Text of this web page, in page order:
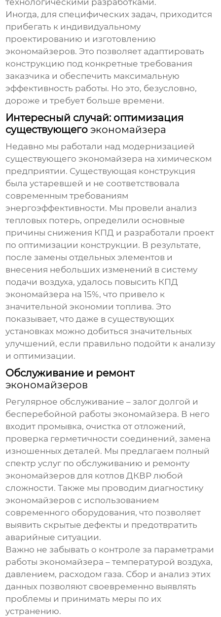
технологическими разработками.
Иногда, для специфических задач, приходится
прибегать к индивидуальному
проектированию и изготовлению
экономайзеров. Это позволяет адаптировать
конструкцию под конкретные требования
заказчика и обеспечить максимальную
эффективность работы. Но это, безусловно,
дороже и требует больше времени.
Интересный случай: оптимизация
существующегоэкономайзера
Недавно мы работали над модернизацией
существующегоэкономайзера на химическом
предприятии. Существующая конструкция
была устаревшей и не соответствовала
современным требованиям
энергоэффективности. Мы провели анализ
тепловых потерь, определили основные
причины снижения КПД и разработали проект
по оптимизации конструкции. В результате,
после замены отдельных элементов и
внесения небольших изменений в систему
подачи воздуха, удалось повысить КПД
экономайзера на 15%, что привело к
значительной экономии топлива. Это
показывает, что даже в существующих
установках можно добиться значительных
улучшений, если правильно подойти к анализу
и оптимизации.
Обслуживание и ремонт
экономайзеров
Регулярное обслуживание – залог долгой и
бесперебойной работыэкономайзера. В него
входит промывка, очистка от отложений,
проверка герметичности соединений, замена
изношенных деталей. Мы предлагаем полный
спектр услуг по обслуживанию и ремонту
экономайзеров для котлов ДКВР любой
сложности. Также мы проводим диагностику
экономайзеров с использованием
современного оборудования, что позволяет
выявить скрытые дефекты и предотвратить
аварийные ситуации.
Важно не забывать о контроле за параметрами
работыэкономайзера – температурой воздуха,
давлением, расходом газа. Сбор и анализ этих
данных позволяют своевременно выявлять
проблемы и принимать меры по их
устранению.